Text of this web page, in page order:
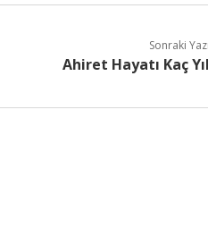
Sonraki Yazı
Ahiret Hayatı Kaç Yıl